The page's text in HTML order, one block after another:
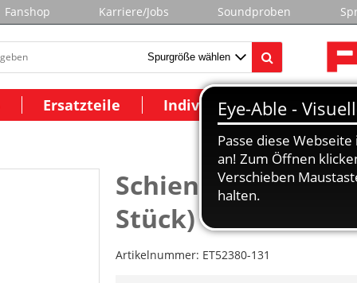
Fanshop Karriere/Jobs Soundproben
Ersatzteile Individuelle Modelle
Schienenräumer
Stück)
Artikelnummer: ET52380-131